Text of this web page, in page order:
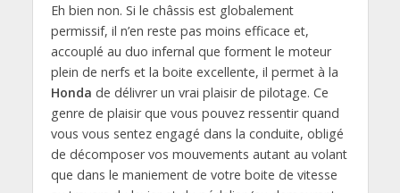
Eh bien non. Si le châssis est globalement
permissif, il n’en reste pas moins efficace et,
accouplé au duo infernal que forment le moteur
plein de nerfs et la boite excellente, il permet à la
Honda de délivrer un vrai plaisir de pilotage. Ce
genre de plaisir que vous pouvez ressentir quand
vous vous sentez engagé dans la conduite, obligé
de décomposer vos mouvements autant au volant
que dans le maniement de votre boite de vitesse